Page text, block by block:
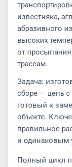
известняка,
абразивного
высоких
от
трассам.
Задача:
сборе — цепь
готовый к
объекте.
правильное
и одинаковым
Полный цикл